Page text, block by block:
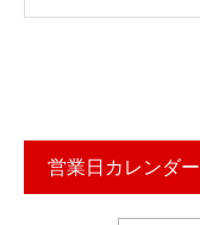
営業日カレンダー